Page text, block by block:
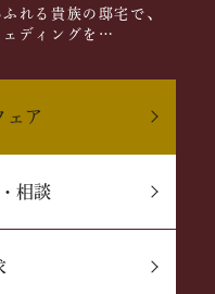
れる貴族の邸宅で、
ェディングを…
ェア
相談